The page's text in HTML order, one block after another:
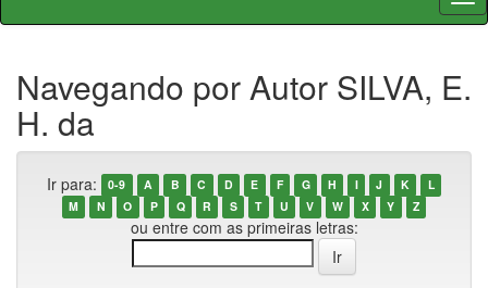
Navegando por Autor SILVA, E.
H. da
Ir para: 0-9 A B C D E F G H I J K
L
M
N O P Q R S T U V W X Y Z
ou entre com as primeiras letras: